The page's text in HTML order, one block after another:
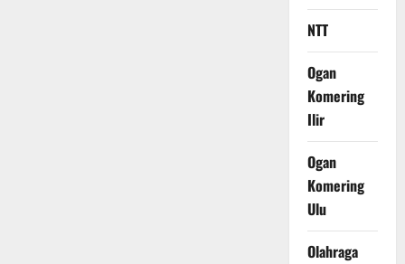
NTT
Ogan
Komering
Ilir
Ogan
Komering
Ulu
Olahraga